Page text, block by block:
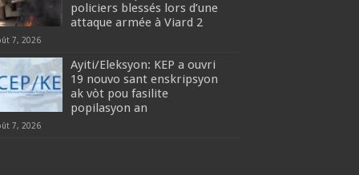
policiers blessés lors d’une
attaque armée à Viard 2
7, 2026
‎Ayiti/Eleksyon: KEP a ouvri
19 nouvo sant enskripsyon
ak vòt pou fasilite
popilasyon an
7, 2026